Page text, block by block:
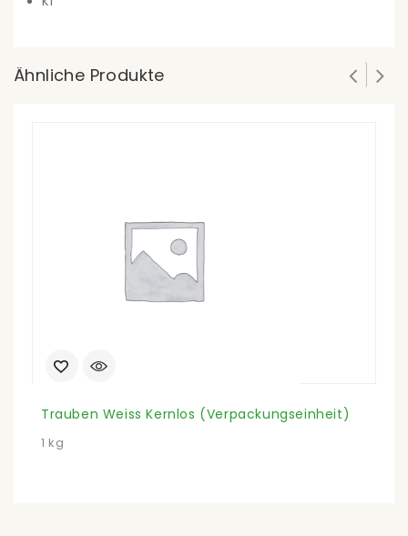
Ähnliche Produkte
Trauben Weiss Kernlos (Verpackungseinheit)
1 kg